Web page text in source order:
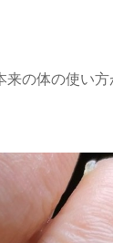
の体の使い